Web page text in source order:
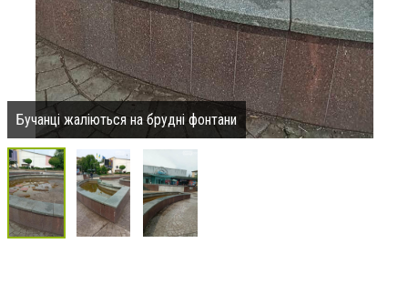
Бучанці жаліються на брудні фонтани